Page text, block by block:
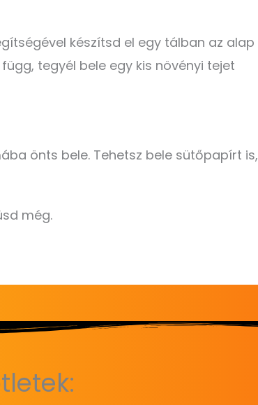
készítsd el egy tálban az alap
tegyél bele egy kis növényi tejet
önts bele. Tehetsz bele sütőpapírt is,
még.